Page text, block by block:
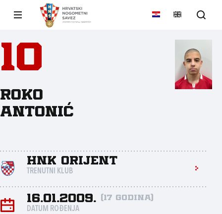
10
Roko
Antonić
HNK Orijent
TRENUTNI KLUB
16.01.2009. (17 godina)
DATUM ROĐENJA